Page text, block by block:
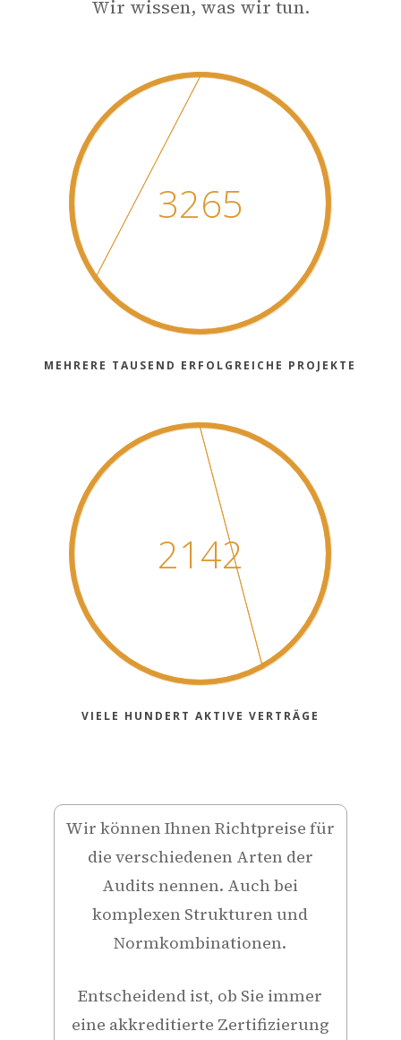
Wir wissen, was wir tun.
3265
MEHRERE TAUSEND ERFOLGREICHE PROJEKTE
2142
VIELE HUNDERT AKTIVE VERTRÄGE
Wir können Ihnen Richtpreise für
die verschiedenen Arten der
Audits nennen. Auch bei
komplexen Strukturen und
Normkombinationen.
Entscheidend ist, ob Sie immer
eine akkreditierte Zertifizierung